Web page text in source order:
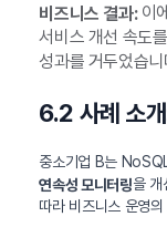
비즈니스 결과:이
서비스 개선 속도
성과를 거두었습니
6.2 사례 소
중소기업 B는
연속성 모니터링을 개
따라 비즈니스 운영